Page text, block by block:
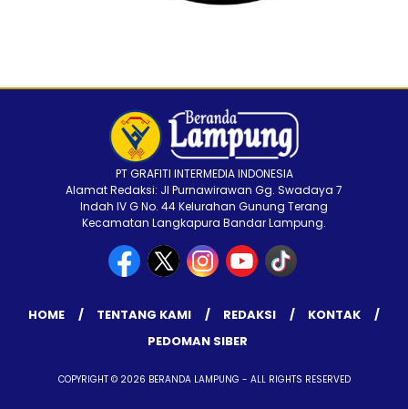
PT GRAFITI INTERMEDIA INDONESIA
Alamat Redaksi: Jl Purnawirawan Gg. Swadaya 7
Indah IV G No. 44 Kelurahan Gunung Terang
Kecamatan Langkapura Bandar Lampung.
HOME TENTANG KAMI REDAKSI
KONTAK
PEDOMAN SIBER
COPYRIGHT © 2026 BERANDA LAMPUNG - ALL RIGHTS RESERVED